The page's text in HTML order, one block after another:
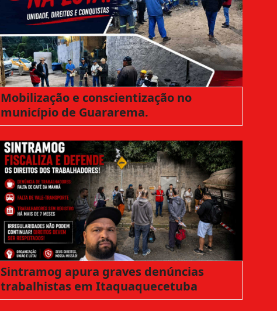
Mobilização e conscientização no
município de Guararema.
Sintramog apura graves denúncias
trabalhistas em Itaquaquecetuba